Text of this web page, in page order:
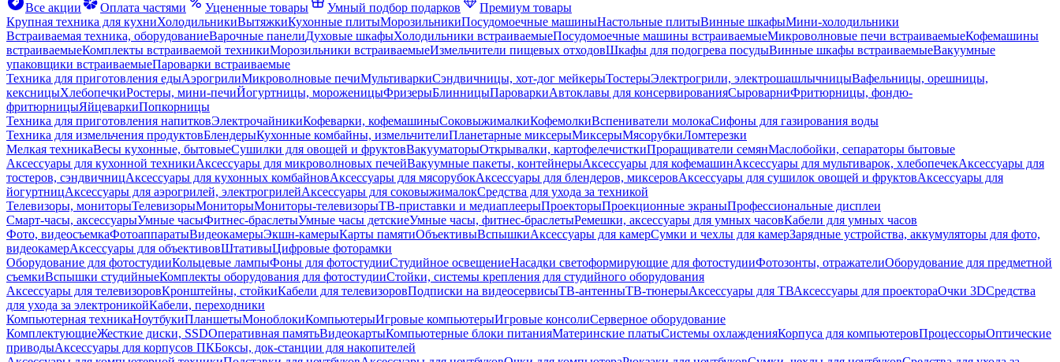
Все акции
Оплата частями Уцененные товары Умный подбор подарков
Премиум товары
Крупная техника для кухниХолодильникиВытяжкиКухонные плитыМорозильникиПосудомоечные машиныНастольные плитыВинные шкафыМини-холодильники
Встраиваемая техника, оборудованиеВарочные панелиДуховые шкафыХолодильники встраиваемыеПосудомоечные машины встраиваемыеМикроволновые печи встраиваемыеКофемашины
встраиваемыеКомплекты встраиваемой техникиМорозильники встраиваемыеИзмельчители пищевых отходовШкафы для подогрева посудыВинные шкафы встраиваемыеВакуумные
упаковщики встраиваемыеПароварки встраиваемые
Техника для приготовления едыАэрогрилиМикроволновые печиМультиваркиСэндвичницы, хот-дог мейкерыТостерыЭлектрогрили, электрошашлычницыВафельницы, орешницы,
кексницыХлебопечкиРостеры, мини-печиЙогуртницы, мороженицыФризерыБлинницыПароваркиАвтоклавы для консервированияСыроварниФритюрницы, фондю-
фритюрницыЯйцеваркиПопкорницы
Техника для приготовления напитковЭлектрочайникиКофеварки, кофемашиныСоковыжималкиКофемолкиВспениватели молокаСифоны для газирования воды
Техника для измельчения продуктовБлендерыКухонные комбайны, измельчителиПланетарные миксерыМиксерыМясорубкиЛомтерезки
Мелкая техникаВесы кухонные, бытовыеСушилки для овощей и фруктовВакууматорыОткрывалки, картофелечисткиПроращиватели семянМаслобойки, сепараторы бытовые
Аксессуары для кухонной техникиАксессуары для микроволновых печейВакуумные пакеты, контейнерыАксессуары для кофемашинАксессуары для мультиварок, хлебопечекАксессуары для
тостеров, сэндвичницАксессуары для кухонных комбайновАксессуары для мясорубокАксессуары для блендеров, миксеровАксессуары для сушилок овощей и фруктовАксессуары для
йогуртницАксессуары для аэрогрилей, электрогрилейАксессуары для соковыжималокСредства для ухода за техникой
Телевизоры, мониторыТелевизорыМониторыМониторы-телевизорыТВ-приставки и медиаплеерыПроекторыПроекционные экраныПрофессиональные дисплеи
Смарт-часы, аксессуарыУмные часыФитнес-браслетыУмные часы детскиеУмные часы, фитнес-браслетыРемешки, аксессуары для умных часовКабели для умных часов
Фото, видеосъемкаФотоаппаратыВидеокамерыЭкшн-камерыКарты памятиОбъективыВспышкиАксессуары для камерСумки и чехлы для камерЗарядные устройства, аккумуляторы для фото,
видеокамерАксессуары для объективовШтативыЦифровые фоторамки
Оборудование для фотостудииКольцевые лампыФоны для фотостудииСтудийное освещениеНасадки светоформирующие для фотостудииФотозонты, отражателиОборудование для предметной
съемкиВспышки студийныеКомплекты оборудования для фотостудииСтойки, системы крепления для студийного оборудования
Аксессуары для телевизоровКронштейны, стойкиКабели для телевизоровПодписки на видеосервисыТВ-антенныТВ-тюнерыАксессуары для ТВАксессуары для проектораОчки 3DСредства
для ухода за электроникойКабели, переходники
Компьютерная техникаНоутбукиПланшетыМоноблокиКомпьютерыИгровые компьютерыИгровые консолиСерверное оборудование
КомплектующиеЖесткие диски, SSDОперативная памятьВидеокартыКомпьютерные блоки питанияМатеринские платыСистемы охлажденияКорпуса для компьютеровПроцессорыОптические
приводыАксессуары для корпусов ПКБоксы, док-станции для накопителей